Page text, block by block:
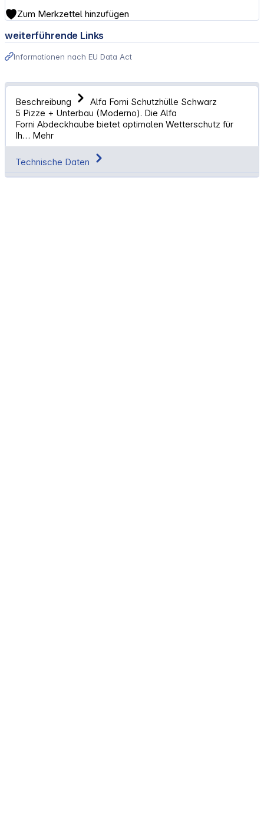
Zum Merkzettel hinzufügen
weiterführende Links
Informationen nach EU Data Act
Beschreibung
Alfa Forni Schutzhülle Schwarz
5 Pizze + Unterbau (Moderno). Die Alfa
Forni Abdeckhaube bietet optimalen Wetterschutz für
Ih… Mehr
Technische Daten